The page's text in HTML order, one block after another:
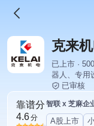
克来
已上市 ·
器人、专用
已审核
靠谱分
4.6分
智联 x 芝麻企
A股上市